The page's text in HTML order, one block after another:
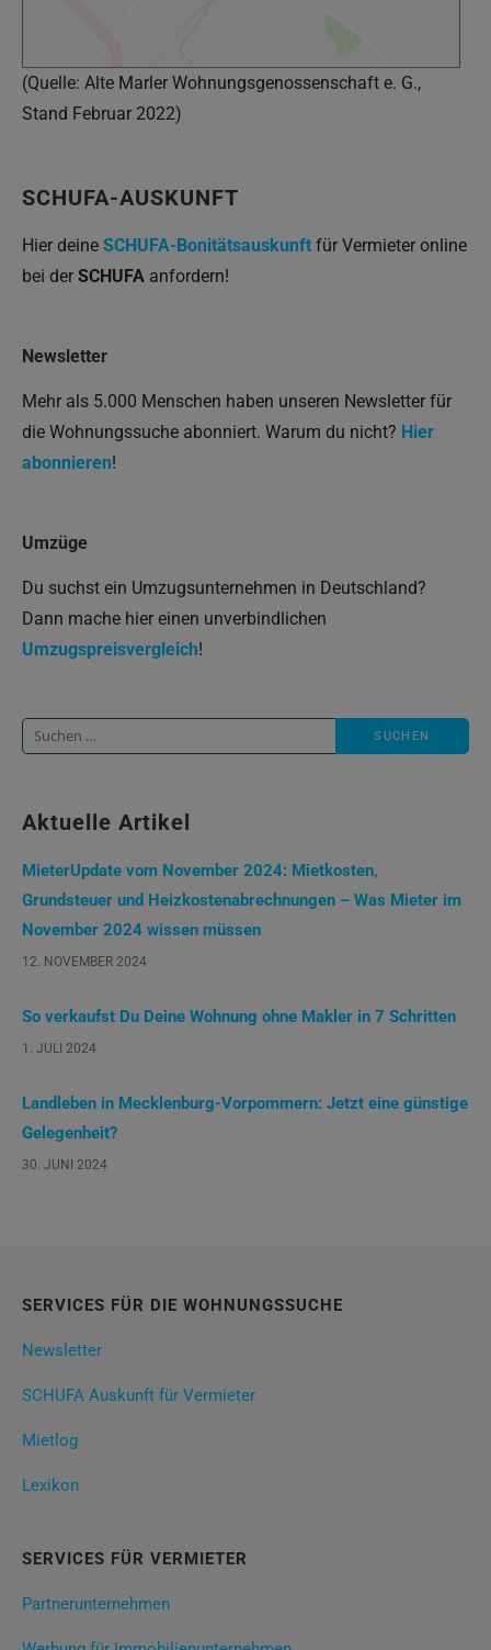
(Quelle: Alte Marler Wohnungsgenossenschaft e. G.,
Stand Februar 2022)
SCHUFA-AUSKUNFT
Hier deine SCHUFA-Bonitätsauskunft für Vermieter online
bei der SCHUFA anfordern!
Newsletter
Mehr als 5.000 Menschen haben unseren Newsletter für
die Wohnungssuche abonniert. Warum du nicht? Hier
abonnieren!
Umzüge
Du suchst ein Umzugsunternehmen in Deutschland?
Dann mache hier einen unverbindlichen
Umzugspreisvergleich!
Suche
Aktuelle Artikel
MieterUpdate vom November 2024: Mietkosten,
Grundsteuer und Heizkostenabrechnungen – Was Mieter im
November 2024 wissen müssen
12. NOVEMBER 2024
So verkaufst Du Deine Wohnung ohne Makler in 7 Schritten
1. JULI 2024
Landleben in Mecklenburg-Vorpommern: Jetzt eine günstige
Gelegenheit?
30. JUNI 2024
SERVICES FÜR DIE WOHNUNGSSUCHE
Newsletter
SCHUFA Auskunft für Vermieter
Mietlog
Lexikon
SERVICES FÜR VERMIETER
Partnerunternehmen